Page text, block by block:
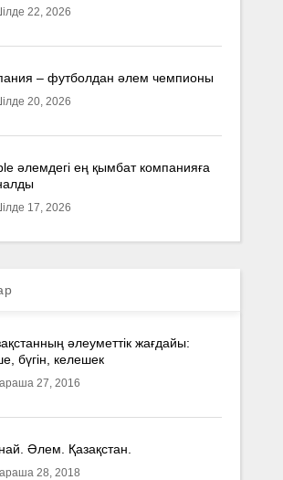
22, 2026
– футболдан әлем чемпионы
20, 2026
әлемдегі ең қымбат компанияға
17, 2026
әлеуметтік жағдайы:
бүгін, келешек
27, 2016
Әлем. Қазақстан.
28, 2018